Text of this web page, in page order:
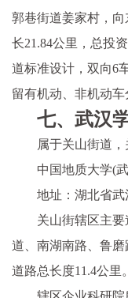
郭巷街道姜家村，
长21.84公里，总投
道标准设计，双向6
留有机动、非机动车
七、武汉
属于关山街道，
中国地质大学(
地址：湖北省
关山街辖区主
道、南湖南路、鲁磨
道路总长度11.4公里。